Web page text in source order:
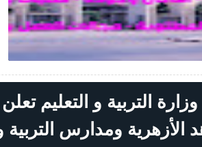
شاهد الموضوع
التربية و التعليم
الأزهرية ومدارس التربية